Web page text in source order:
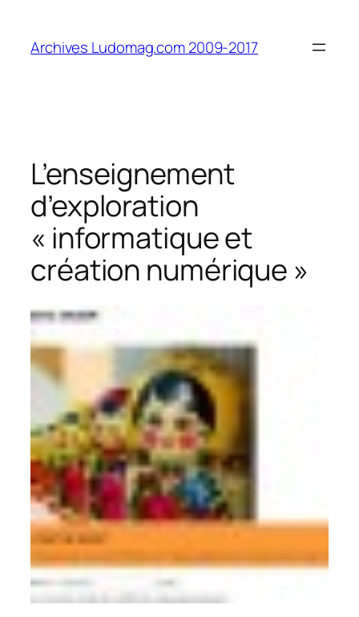
contenu
Archives Ludomag.com 2009-2017
L’enseignement
d’exploration
« informatique et
création numérique »